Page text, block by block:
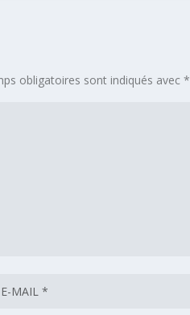
obligatoires sont indiqués avec*